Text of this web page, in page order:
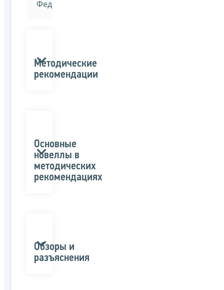
Федерации»
Методические
рекомендации
Основные
новеллы в
методических
рекомендациях
Обзоры и
разъяснения